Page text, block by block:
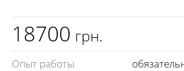
18700 грн.
Опыт работы